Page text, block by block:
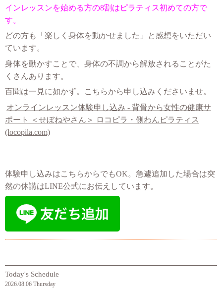
インレッスンを始める方の8割はピラティス初めての方で
す。
どの方も「楽しく身体を動かせました」と感想をいただい
ています。
身体を動かすことで、身体の不調から解放されることがた
くさんあります。
百聞は一見に如かず。こちらから申し込みくださいませ。
オンラインレッスン体験申し込み - 背骨から女性の健康サ
ポート ＜せぼねやさん＞ ロコピラ・側わんピラティス
(locopila.com)
体験申し込みはこちらからでもOK。急遽追加した場合は突
然の休講はLINE公式にお伝えしています。
Today's Schedule
2026.08.06 Thursday